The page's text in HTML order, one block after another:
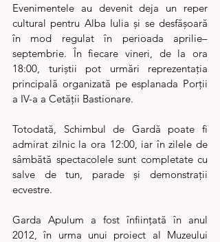
Evenimentele au devenit deja un reper
cultural pentru Alba Iulia și se desfășoară
în mod regulat în perioada aprilie–
septembrie. În fiecare vineri, de la ora
18:00, turiștii pot urmări reprezentația
principală organizată pe esplanada Porții
a IV-a a Cetății Bastionare.
Totodată, Schimbul de Gardă poate fi
admirat zilnic la ora 12:00, iar în zilele de
sâmbătă spectacolele sunt completate cu
salve de tun, parade și demonstrații
ecvestre.
Garda Apulum a fost înființată în anul
2012, în urma unui proiect al Muzeului